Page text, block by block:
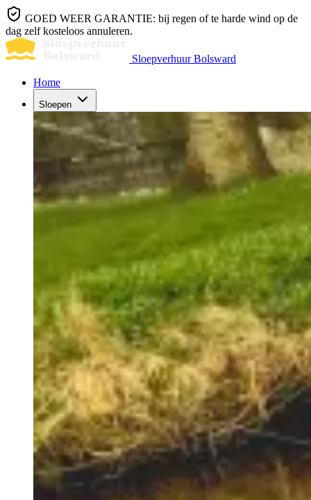
GOED WEER GARANTIE: bij regen of te harde wind op de
dag zelf kosteloos annuleren.
Sloepverhuur Bolsward
Home
Sloepen